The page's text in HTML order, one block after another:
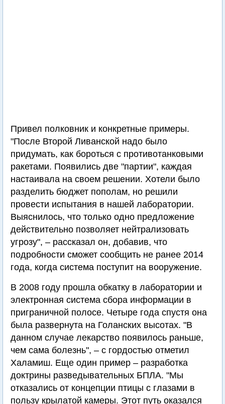
Привел полковник и конкретные примеры.
"После Второй Ливанской надо было
придумать, как бороться с противотанковыми
ракетами. Появились две "партии", каждая
настаивала на своем решении. Хотели было
разделить бюджет пополам, но решили
провести испытания в нашей лаборатории.
Выяснилось, что только одно предложение
действительно позволяет нейтрализовать
угрозу", – рассказал он, добавив, что
подробности сможет сообщить не ранее 2014
года, когда система поступит на вооружение.
В 2008 году прошла обкатку в лаборатории и
электронная система сбора информации в
приграничной полосе. Четыре года спустя она
была развернута на Голанских высотах. "В
данном случае лекарство появилось раньше,
чем сама болезнь", – с гордостью отметил
Халамиш. Еще один пример – разработка
доктрины разведывательных БПЛА. "Мы
отказались от концепции птицы с глазами в
пользу крылатой камеры. Этот путь оказался